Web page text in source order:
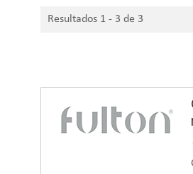
Resultados 1 - 3 de 3